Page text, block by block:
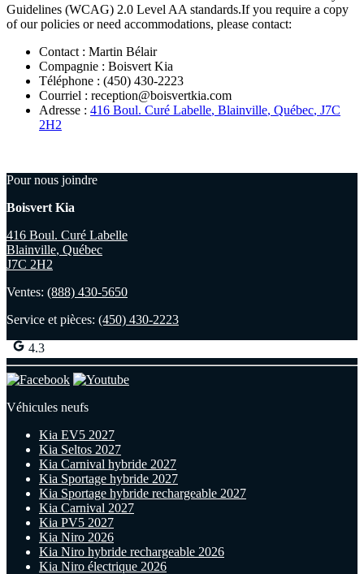
Guidelines (WCAG) 2.0 Level AA standards.If you require a copy
of our policies or need accommodations, please contact:
Contact : Martin Bélair
Compagnie : Boisvert Kia
Téléphone : (450) 430-2223
Courriel : reception@boisvertkia.com
Adresse : 416 Boul. Curé Labelle, Blainville, Québec, J7C
2H2
Pour nous joindre
Boisvert Kia
416 Boul. Curé Labelle
Blainville, Québec
J7C 2H2
Ventes: (888) 430-5650
Service et pièces: (450) 430-2223
4.3
Véhicules neufs
Kia EV5 2027
Kia Seltos 2027
Kia Carnival hybride 2027
Kia Sportage hybride 2027
Kia Sportage hybride rechargeable 2027
Kia Carnival 2027
Kia PV5 2027
Kia Niro 2026
Kia Niro hybride rechargeable 2026
Kia Niro électrique 2026